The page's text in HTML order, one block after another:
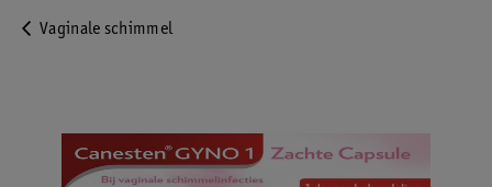
Vaginale schimmel